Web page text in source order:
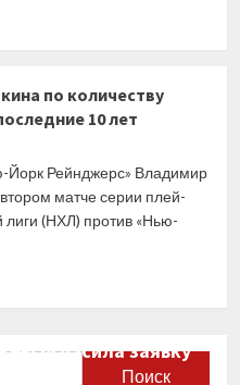
по количеству
10 лет
Рейнджерс» Владимир
матче серии плей-
(НХЛ) против «Нью-
огласила заявку